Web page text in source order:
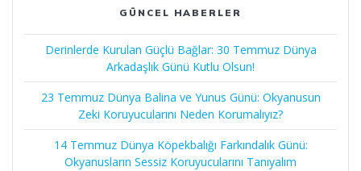
GÜNCEL HABERLER
Derinlerde Kurulan Güçlü Bağlar: 30 Temmuz Dünya
Arkadaşlık Günü Kutlu Olsun!
23 Temmuz Dünya Balina ve Yunus Günü: Okyanusun
Zeki Koruyucularını Neden Korumalıyız?
14 Temmuz Dünya Köpekbalığı Farkındalık Günü:
Okyanusların Sessiz Koruyucularını Tanıyalım